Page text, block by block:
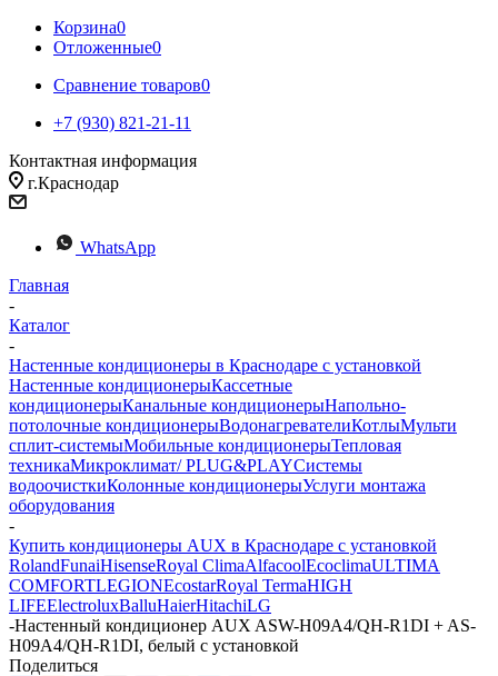
Корзина0
Отложенные0
Сравнение товаров0
+7 (930) 821-21-11
Контактная информация
г.Краснодар
WhatsApp
Главная
-
Каталог
-
Настенные кондиционеры в Краснодаре с установкой
Настенные кондиционерыКассетные
кондиционерыКанальные кондиционерыНапольно-
потолочные кондиционерыВодонагревателиКотлыМульти
сплит-системыМобильные кондиционерыТепловая
техникаМикроклимат/ PLUG&PLAYСистемы
водоочисткиКолонные кондиционерыУслуги монтажа
оборудования
-
Купить кондиционеры AUX в Краснодаре с установкой
RolandFunaiHisenseRoyal ClimaAlfacoolEcoclimaULTIMA
COMFORTLEGIONEcostarRoyal TermaHIGH
LIFEElectroluxBalluHaierHitachiLG
-Настенный кондиционер AUX ASW-H09A4/QH-R1DI + AS-
H09A4/QH-R1DI, белый с установкой
Поделиться